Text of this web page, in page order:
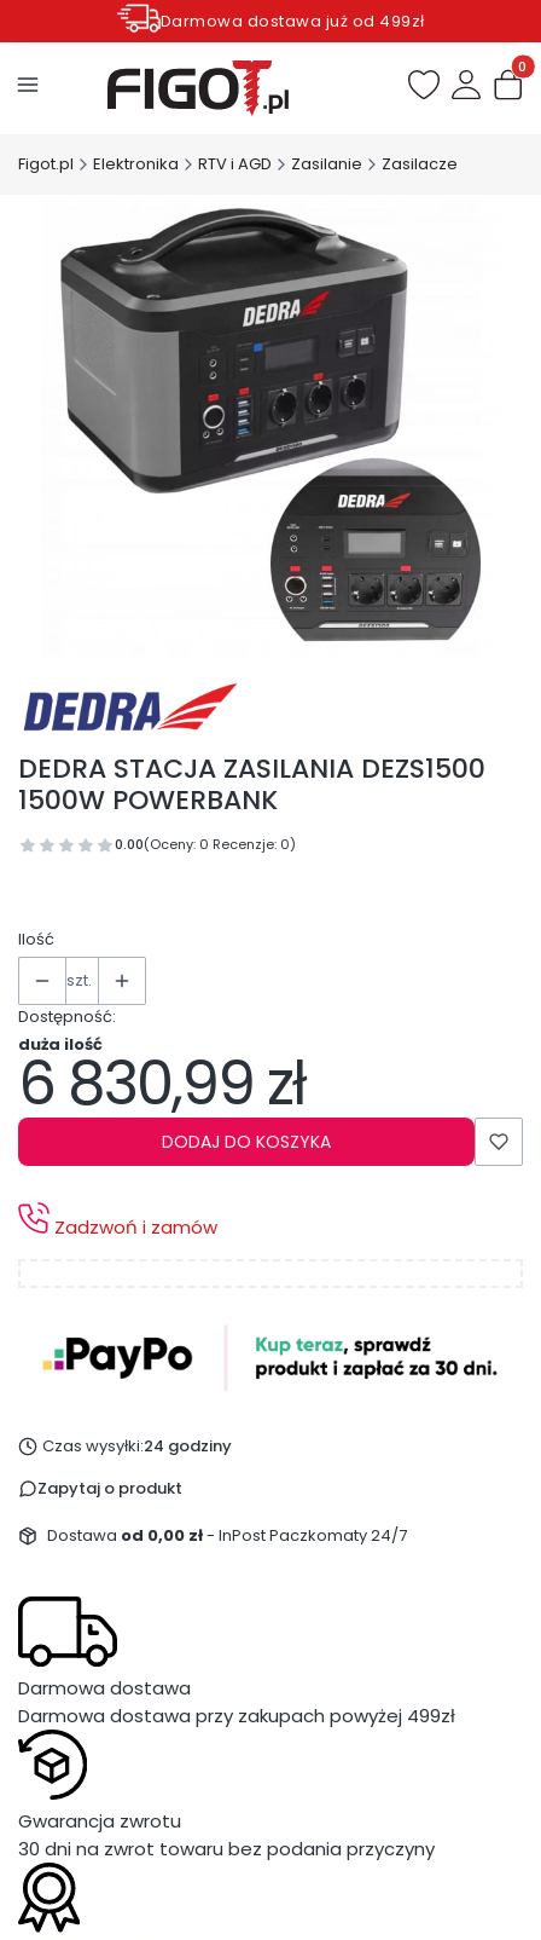
Darmowa dostawa już od 499zł
Zamów do godziny 12.00 wysyłka dziś*
Figot.pl Elektronika RTV i AGD Zasilanie Zasilacze
DEDRA STACJA ZASILANIA DEZS1500
1500W POWERBANK
0.00(Oceny: 0 Recenzje: 0)
Ilość
szt.
Dostępność:
duża ilość
Cena
6 830,99 zł
DODAJ DO KOSZYKA
Zadzwoń i zamów
Czas wysyłki:24 godziny
Zapytaj o produkt
Dostawa od 0,00 zł- InPost Paczkomaty 24/7
Darmowa dostawa
Darmowa dostawa przy zakupach powyżej 499zł
Gwarancja zwrotu
30 dni na zwrot towaru bez podania przyczyny